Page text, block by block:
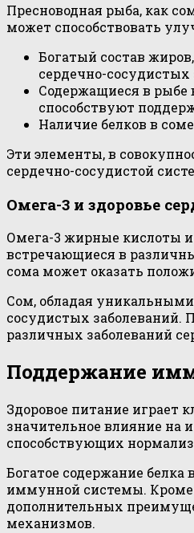
Пресноводная рыба, как
может способствовать
Богатый состав
сердечно-сосудистых
Содержащиеся в
способствуют
Наличие белков в
Эти элементы, в
сердечно-сосудистой
Омега-3 и здоровье
Омега-3 жирные кислоты
встречающиеся в
сома может оказать
Сом, обладая
сосудистых заболеваний.
различных заболеваний
Поддержание
Здоровое питание играет
значительное влияние
способствующих
Богатое содержание
иммунной системы. Кроме
дополнительных
механизмов.